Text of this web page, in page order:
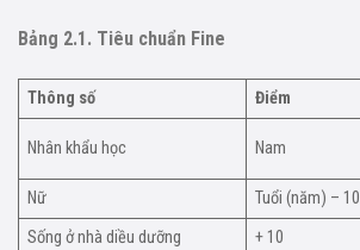
Bảng 2.1. Tiêu chuẩn Fine
Thông số Điểm
Nhân khẩu học Nam
Nữ
Tuổi (năm) – 10
Sống ở nhà diều dưỡng
+ 10